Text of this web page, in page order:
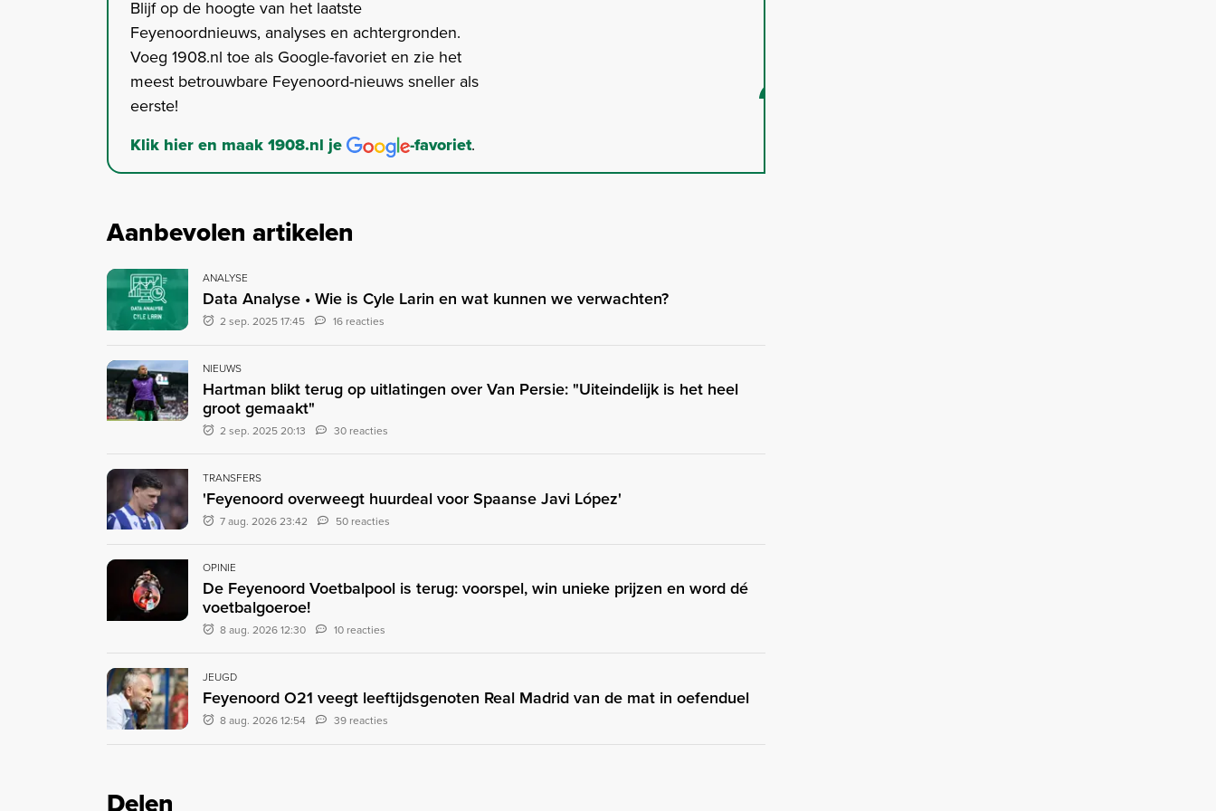
Blijf op de hoogte van het laatste
Feyenoordnieuws, analyses en achtergronden.
Voeg 1908.nl toe als Google-favoriet en zie het
meest betrouwbare Feyenoord-nieuws sneller als
eerste!
Klik hier en maak 1908.nl je
-favoriet.
Aanbevolen artikelen
ANALYSE
Data Analyse • Wie is Cyle Larin en wat kunnen we verwachten?
2 sep. 2025 17:45 16 reacties
NIEUWS
Hartman blikt terug op uitlatingen over Van Persie: "Uiteindelijk is het heel
groot gemaakt"
2 sep. 2025 20:13 30 reacties
TRANSFERS
'Feyenoord overweegt huurdeal voor Spaanse Javi López'
7 aug. 2026 23:42 50 reacties
OPINIE
De Feyenoord Voetbalpool is terug: voorspel, win unieke prijzen en word dé
voetbalgoeroe!
8 aug. 2026 12:30 10 reacties
JEUGD
Feyenoord O21 veegt leeftijdsgenoten Real Madrid van de mat in oefenduel
8 aug. 2026 12:54 39 reacties
Delen